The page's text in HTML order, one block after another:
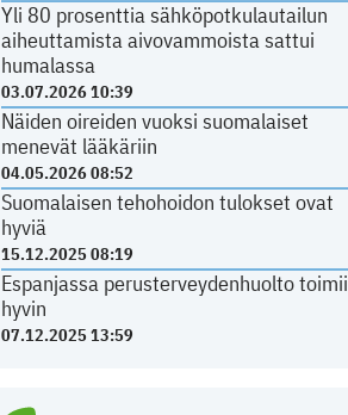
Yli 80 prosenttia sähköpotkulautailun
aiheuttamista aivovammoista sattui
humalassa
03.07.2026 10:39
Näiden oireiden vuoksi suomalaiset
menevät lääkäriin
04.05.2026 08:52
Suomalaisen tehohoidon tulokset ovat
hyviä
15.12.2025 08:19
Espanjassa perusterveydenhuolto toimii
hyvin
07.12.2025 13:59